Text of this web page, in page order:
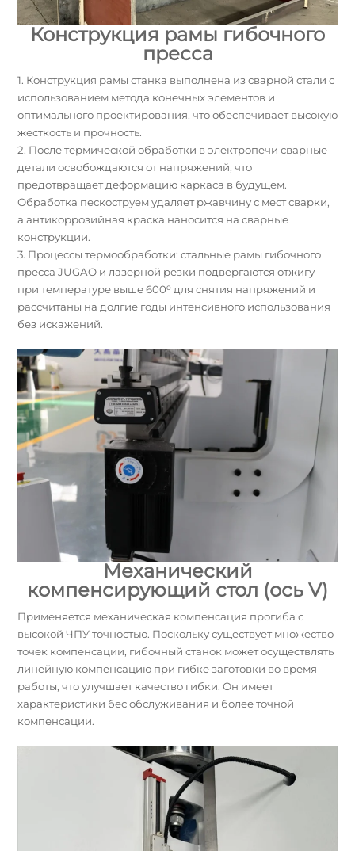
Конструкция рамы гибочного
пресса
1. Конструкция рамы станка выполнена из сварной стали с
использованием метода конечных элементов и
оптимального проектирования, что обеспечивает высокую
жесткость и прочность.
2. После термической обработки в электропечи сварные
детали освобождаются от напряжений, что
предотвращает деформацию каркаса в будущем.
Обработка пескоструем удаляет ржавчину с мест сварки,
а антикоррозийная краска наносится на сварные
конструкции.
3. Процессы термообработки: стальные рамы гибочного
пресса JUGAO и лазерной резки подвергаются отжигу
при температуре выше 600⁰ для снятия напряжений и
рассчитаны на долгие годы интенсивного использования
без искажений.
Механический
компенсирующий стол (ось V)
Применяется механическая компенсация прогиба с
высокой ЧПУ точностью. Поскольку существует множество
точек компенсации, гибочный станок может осуществлять
линейную компенсацию при гибке заготовки во время
работы, что улучшает качество гибки. Он имеет
характеристики бес обслуживания и более точной
компенсации.